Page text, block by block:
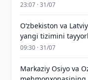
23:07 · 31/07
Oʻzbekiston va
yangi tizimini
09:30 · 31/07
Markaziy Osiyo va